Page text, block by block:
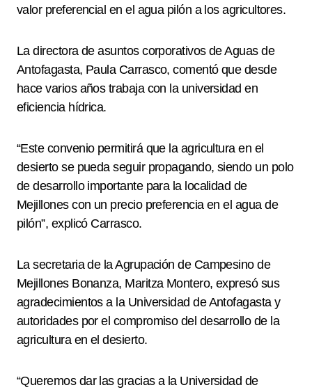
valor preferencial en el agua pilón a los agricultores.
La directora de asuntos corporativos de Aguas de
Antofagasta, Paula Carrasco, comentó que desde
hace varios años trabaja con la universidad en
eficiencia hídrica.
“Este convenio permitirá que la agricultura en el
desierto se pueda seguir propagando, siendo un polo
de desarrollo importante para la localidad de
Mejillones con un precio preferencia en el agua de
pilón”, explicó Carrasco.
La secretaria de la Agrupación de Campesino de
Mejillones Bonanza, Maritza Montero, expresó sus
agradecimientos a la Universidad de Antofagasta y
autoridades por el compromiso del desarrollo de la
agricultura en el desierto.
“Queremos dar las gracias a la Universidad de